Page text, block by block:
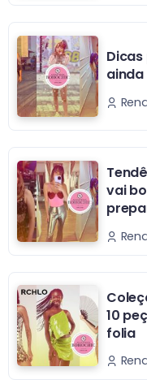
vai
10
folia